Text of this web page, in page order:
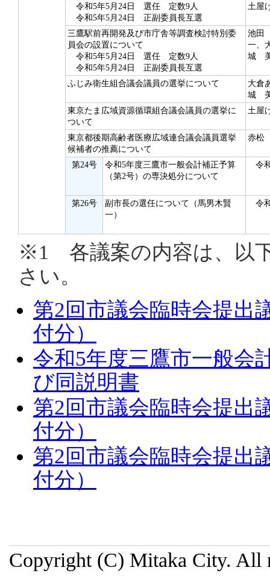
令和5年5月24日 選任 定数9人
令和5年5月24日 正副委員長互選
土屋
三鷹駅前再開発及び市庁舎等調査検討特別委
員会の設置について
令和5年5月24日 選任 定数9人
令和5年5月24日 正副委員長互選
池田
一、
城
ふじみ衛生組合議会議員の選挙について
大倉
城
東京たま広域資源循環組合議会議員の選挙に
ついて
土屋
東京都後期高齢者医療広域連合議会議員選挙
候補者の推薦について
赤松
第24号
令和5年度三鷹市一般会計補正予算
（第2号）の専決処分について
令
第26号
副市長の選任について（馬男木賢
一）
令
※1 各議案の内容は、以
さい。
第2回市議会臨時会提出
付分）
令和5年度三鷹市一般会
び同説明書
第2回市議会臨時会提出
付分）
第2回市議会臨時会提出
付分）
Copyright (C) Mitaka City. All